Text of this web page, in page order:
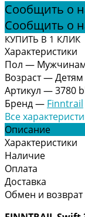
Сообщить о
Сообщить о
КУПИТЬ В 1 КЛИК
Характеристики
Пол —
Возраст—Детям
Артикул —3780
Бренд— Finntrail
Все
Описание
Характеристики
Наличие
Оплата
Доставка
Обмен и возврат